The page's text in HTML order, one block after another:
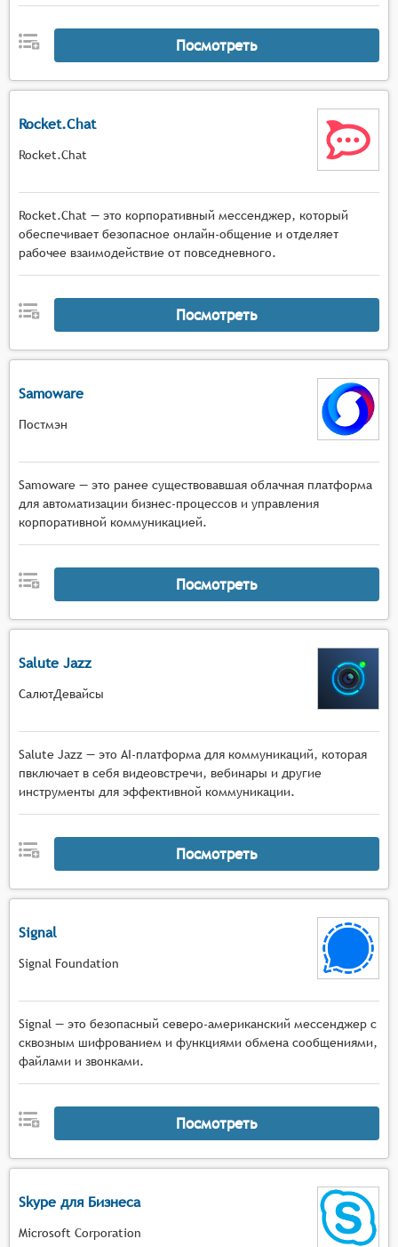
Посмотреть
Rocket.Chat
Rocket.Chat
Rocket.Chat — это корпоративный мессенджер, который
обеспечивает безопасное онлайн-общение и отделяет
рабочее взаимодействие от повседневного.
Посмотреть
Samoware
Постмэн
Samoware — это ранее существовавшая облачная платформа
для автоматизации бизнес-процессов и управления
корпоративной коммуникацией.
Посмотреть
Salute Jazz
СалютДевайсы
Salute Jazz — это AI-платформа для коммуникаций, которая
пвключает в себя видеовстречи, вебинары и другие
инструменты для эффективной коммуникации.
Посмотреть
Signal
Signal Foundation
Signal — это безопасный северо-американский мессенджер с
сквозным шифрованием и функциями обмена сообщениями,
файлами и звонками.
Посмотреть
Skype для Бизнеса
Microsoft Corporation